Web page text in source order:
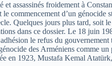
assassinés froidement à
commencement d’un génocide
Quelques jours plus tard, soit
dans ce dossier. Le 18 juin
le refus du
des Arméniens comme
en 1923, Mustafa Kemal